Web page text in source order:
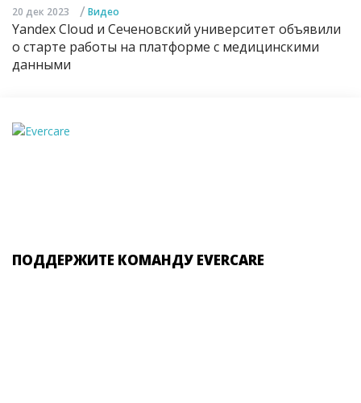
20 дек 2023 / Видео
Yandex Cloud и Сеченовский университет объявили
о старте работы на платформе с медицинскими
данными
ПОДДЕРЖИТЕ КОМАНДУ EVERCARE